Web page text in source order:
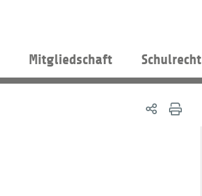
Mitgliedschaft Schulrecht